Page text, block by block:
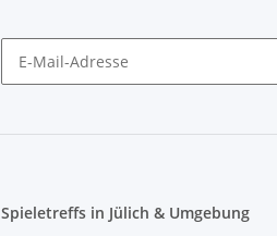
Spieletreffs in Jülich & Umgebung